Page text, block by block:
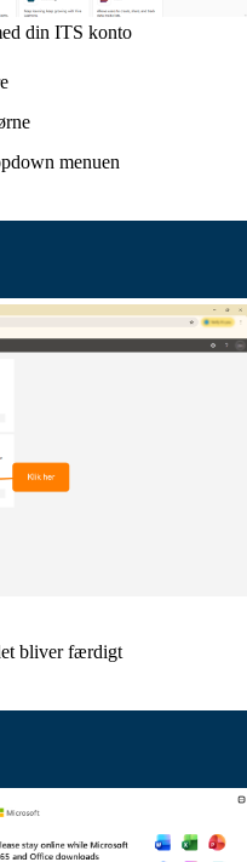
din ITS konto
menuen
bliver færdigt